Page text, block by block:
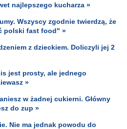
najlepszego kucharza »
Wszyscy zgodnie twierdzą, że
polski fast food" »
z dzieckiem. Doliczyli jej 2
jest prosty, ale jednego
»
w żadnej cukierni. Główny
do zup »
Nie ma jednak powodu do